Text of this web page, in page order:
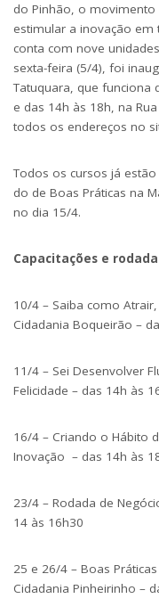
do Pinhão, o
estimular a inovação em
conta com nove
sexta-feira (5/4), foi
Tatuquara, que funciona
e das 14h às 18h, na
todos os endereços no
Todos os cursos já
do de Boas Práticas na
no dia 15/4.
Capacitações e
10/4 – Saiba como
Cidadania Boqueirão –
11/4 – Sei Desenvolver
Felicidade – das 14h às
16/4 – Criando o Hábito
Inovação – das 14h às
23/4 – Rodada de
14 às 16h30
25 e 26/4 – Boas
Cidadania Pinheirinho –